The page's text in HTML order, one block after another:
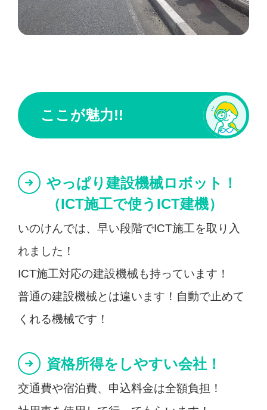
ここが魅力!!
やっぱり建設機械ロボット！
（ICT施工で使うICT建機）
いのけんでは、早い段階でICT施工を取り入
れました！
ICT施工対応の建設機械も持っています！
普通の建設機械とは違います！自動で止めて
くれる機械です！
資格所得をしやすい会社！
交通費や宿泊費、申込料金は全額負担！